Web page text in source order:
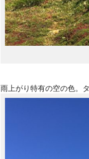
雨上がり特有の空の色。